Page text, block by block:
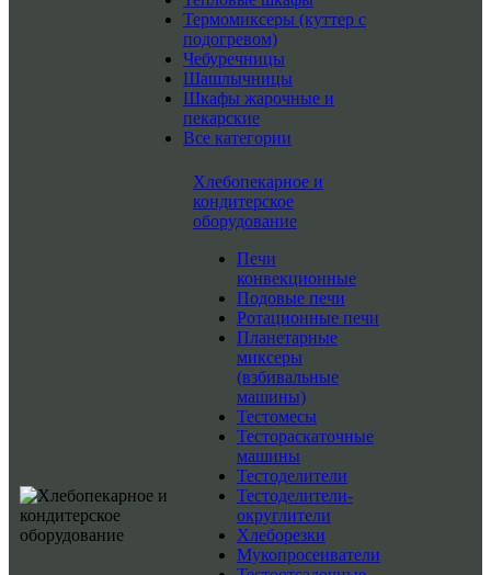
Термомиксеры (куттер с
подогревом)
Чебуречницы
Шашлычницы
Шкафы жарочные и
пекарские
Все категории
Хлебопекарное и
кондитерское
оборудование
Печи
конвекционные
Подовые печи
Ротационные печи
Планетарные
миксеры
(взбивальные
машины)
Тестомесы
Тестораскаточные
машины
Тестоделители
Тестоделители-
округлители
Хлеборезки
Мукопросеиватели